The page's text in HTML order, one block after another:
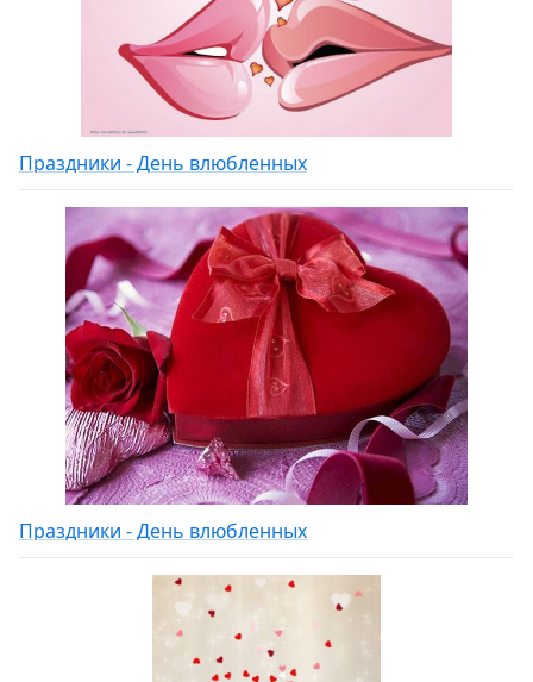
Праздники - День влюбленных
Праздники - День влюбленных